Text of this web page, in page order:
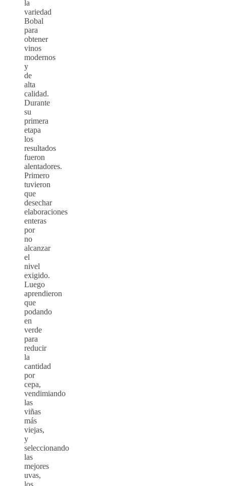
la
variedad
Bobal
para
obtener
vinos
modernos
y
de
alta
calidad.
Durante
su
primera
etapa
los
resultados
fueron
alentadores.
Primero
tuvieron
que
desechar
elaboraciones
enteras
por
no
alcanzar
el
nivel
exigido.
Luego
aprendieron
que
podando
en
verde
para
reducir
la
cantidad
por
cepa,
vendimiando
las
viñas
más
viejas,
y
seleccionando
las
mejores
uvas,